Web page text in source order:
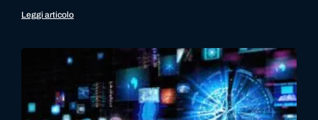
Leggi articolo